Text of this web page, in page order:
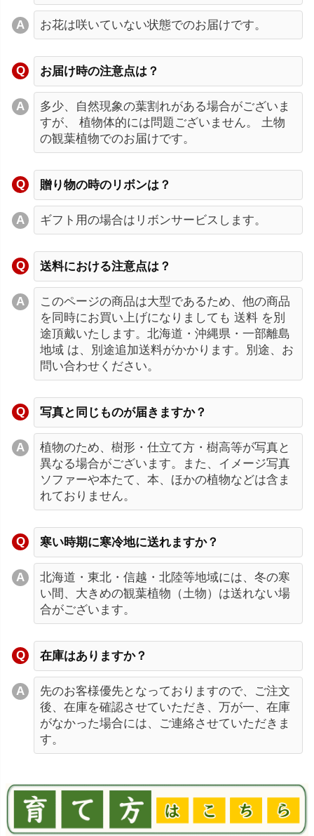
お花は咲いていない状態でのお届けです。
お届け時の注意点は？
多少、自然現象の葉割れがある場合がございま
すが、 植物体的には問題ございません。 土物
の観葉植物でのお届けです。
贈り物の時のリボンは？
ギフト用の場合はリボンサービスします。
送料における注意点は？
このページの商品は大型であるため、他の商品
を同時にお買い上げになりましても 送料 を別
途頂戴いたします。北海道・沖縄県・一部離島
地域 は、別途追加送料がかかります。別途、お
問い合わせください。
写真と同じものが届きますか？
植物のため、樹形・仕立て方・樹高等が写真と
異なる場合がございます。また、イメージ写真
ソファーや本たて、本、ほかの植物などは含ま
れておりません。
寒い時期に寒冷地に送れますか？
北海道・東北・信越・北陸等地域には、冬の寒
い間、大きめの観葉植物（土物）は送れない場
合がございます。
在庫はありますか？
先のお客様優先となっておりますので、ご注文
後、在庫を確認させていただき、万が一、在庫
がなかった場合には、ご連絡させていただきま
す。